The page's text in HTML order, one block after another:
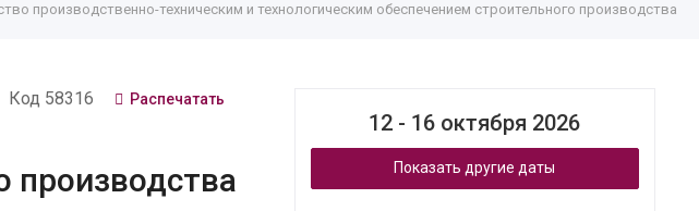
производственно-техническим и технологическим обеспечением строительного производства
Код 58316 Распечатать
производства
12 - 16 октября 2026
Показать другие даты